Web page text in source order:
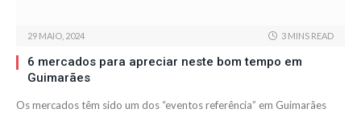
29 MAIO, 2024 3 MINS READ
6 mercados para apreciar neste bom tempo em
Guimarães
Os mercados têm sido um dos “eventos referência” em Guimarães